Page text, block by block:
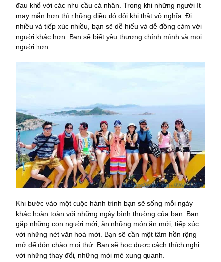
đau khổ với các nhu cầu cá nhân. Trong khi những người ít
may mắn hơn thì những điều đó đôi khi thật vô nghĩa. Đi
nhiều và tiếp xúc nhiều, bạn sẽ dễ hiểu và dễ đồng cảm với
người khác hơn. Bạn sẽ biết yêu thương chính mình và mọi
người hơn.
Khi bước vào một cuộc hành trình bạn sẽ sống mỗi ngày
khác hoàn toàn với những ngày bình thường của bạn. Bạn
gặp những con người mới, ăn những món ăn mới, tiếp xúc
với những nét văn hoá mới. Bạn sẽ cần một tâm hồn rộng
mở để đón chào mọi thứ. Bạn sẽ học được cách thích nghi
với những thay đổi, những mới mẻ xung quanh.